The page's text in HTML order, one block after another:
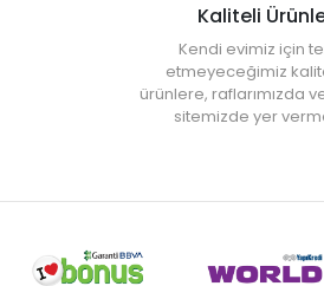
Kaliteli
Kendi evimiz için
etmeyeceğimiz
ürünlere, raflarımızda
sitemizde yer